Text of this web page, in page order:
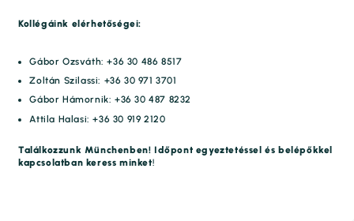
Kollégáink elérhetőségei:
Gábor Ozsváth: +36 30 486 8517
Zoltán Szilassi: +36 30 971 3701
Gábor Hámornik: +36 30 487 8232
Attila Halasi: +36 30 919 2120
Találkozzunk Münchenben! Időpont egyeztetéssel és belépőkkel
kapcsolatban keress minket!